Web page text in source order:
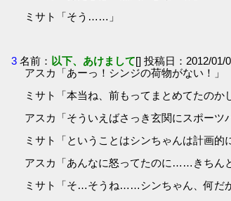
ミサト「そう……」
3 名前： 以下、あけまして[] 投稿日：2012/01/
アスカ「あーっ！シンジの荷物がない！」
ミサト「本当ね、前もってまとめてたのか
アスカ「そういえばさっき玄関にスポーツ
ミサト「ということはシンちゃんは計画的
アスカ「あんなに怒ってたのに……きちん
ミサト「そ…そうね……シンちゃん、何だ